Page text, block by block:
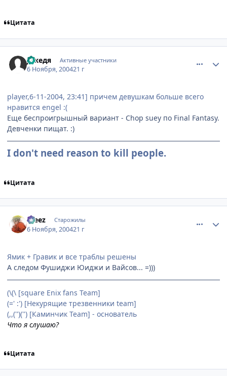
Цитата
Джедя Активные участники
6 Ноября, 200421 г
player,6-11-2004, 23:41] причем девушкам больше всего
нравится engel :(
Еще беспроигрышный вариант - Chop suey по Final Fantasy.
Девченки пищат. :)
I don't need reason to kill people.
Цитата
Freez Старожилы
6 Ноября, 200421 г
Ямик + Гравик и все траблы решены
А следом Фушиджи Юиджи и Вайсов... =)))
(\(\ [square Enix fans Team]
(=' :') [Некурящие трезвенники team]
(,,('')('') [Каминчик Team] - основатель
Что я слушаю?
Цитата